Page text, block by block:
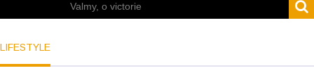
Valmy, o victorie
LIFESTYLE